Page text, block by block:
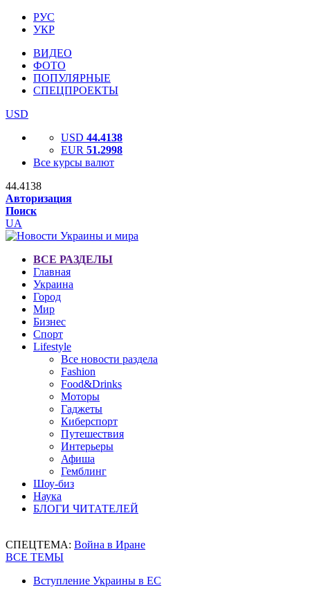
РУС
УКР
ВИДЕО
ФОТО
ПОПУЛЯРНЫЕ
СПЕЦПРОЕКТЫ
USD
USD 44.4138
EUR 51.2998
Все курсы валют
44.4138
Авторизация
Поиск
UA
ВСЕ РАЗДЕЛЫ
Главная
Украина
Город
Мир
Бизнес
Спорт
Lifestyle
Все новости раздела
Fashion
Food&Drinks
Моторы
Гаджеты
Киберспорт
Путешествия
Интерьеры
Афиша
Гемблинг
Шоу-биз
Наука
БЛОГИ ЧИТАТЕЛЕЙ
СПЕЦТЕМА: Война в Иране
ВСЕ ТЕМЫ
Вступление Украины в ЕС